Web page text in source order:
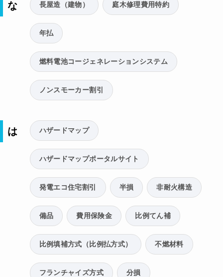
な 長屋造（建物） 庭木修理費用特約
年払
燃料電池コージェネレーションシステム
ノンスモーカー割引
は ハザードマップ
ハザードマップポータルサイト
発電エコ住宅割引 半損 非耐火構造
備品 費用保険金 比例てん補
比例填補方式（比例払方式） 不燃材料
フランチャイズ方式 分損